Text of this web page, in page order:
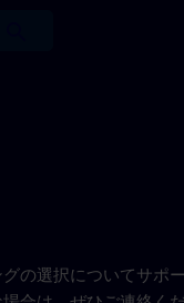
の選択についてサポ